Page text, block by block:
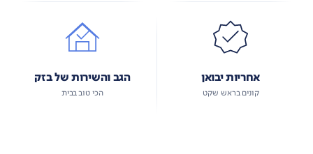
אחריות יבואן
קונים בראש שקט
הגב והשירות של בזק
הכי טוב בבית